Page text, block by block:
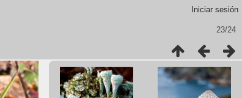
Iniciar sesión
23/24